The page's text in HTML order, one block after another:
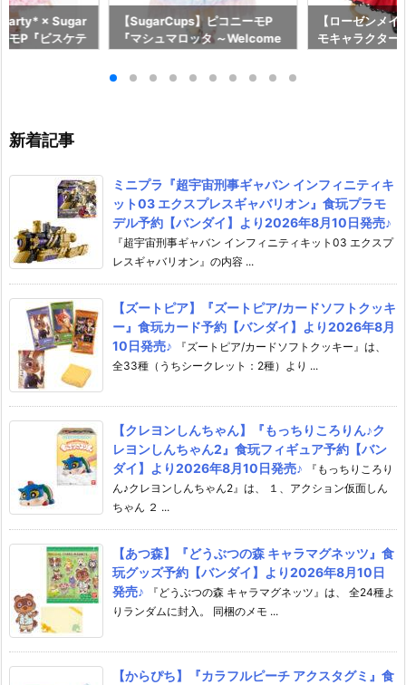
Party* × Sugar
モP『ビスケテ
【SugarCups】ピコニーモP
『マシュマロッタ ～Welcome
～』シュガーカップス 1/12 ドー
【ローゼンメ
モキャラクター
新着記事
ミニプラ『超宇宙刑事ギャバン インフィニティキ
ット03 エクスプレスギャバリオン』食玩プラモ
デル予約【バンダイ】より2026年8月10日発売♪
『超宇宙刑事ギャバン インフィニティキット03 エクスプ
レスギャバリオン』の内容 ...
【ズートピア】『ズートピア/カードソフトクッキ
ー』食玩カード予約【バンダイ】より2026年8月
10日発売♪
『ズートピア/カードソフトクッキー』は、
全33種（うちシークレット：2種）より ...
【クレヨンしんちゃん】『もっちりころりん♪ク
レヨンしんちゃん2』食玩フィギュア予約【バン
ダイ】より2026年8月10日発売♪
『もっちりころり
ん♪クレヨンしんちゃん2』は、 １、アクション仮面しん
ちゃん ２ ...
【あつ森】『どうぶつの森 キャラマグネッツ』食
玩グッズ予約【バンダイ】より2026年8月10日
発売♪
『どうぶつの森 キャラマグネッツ』は、 全24種よ
りランダムに封入。 同梱のメモ ...
【からぴち】『カラフルピーチ アクスタグミ』食